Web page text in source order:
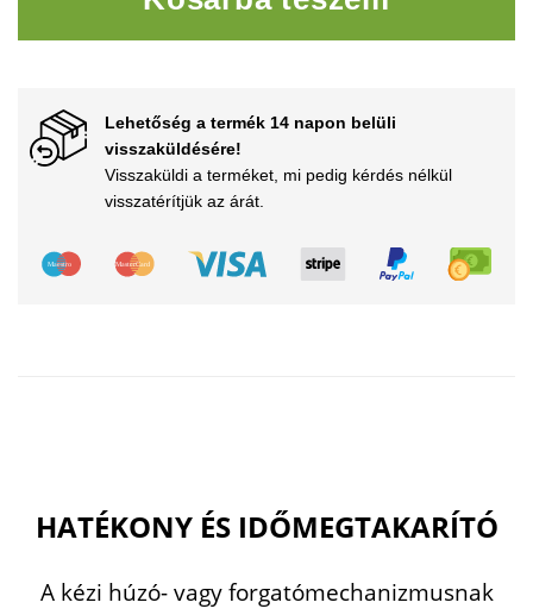
Lehetőség a termék 14 napon belüli
visszaküldésére!
Visszaküldi a terméket, mi pedig kérdés nélkül
visszatérítjük az árát.
HATÉKONY ÉS IDŐMEGTAKARÍTÓ
A kézi húzó- vagy forgatómechanizmusnak